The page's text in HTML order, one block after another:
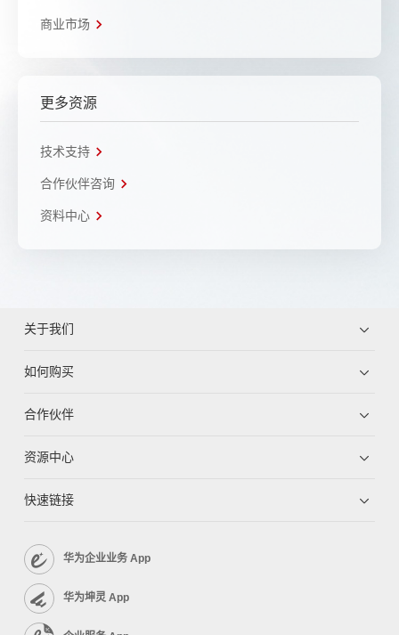
商业市场
更多资源
技术支持
合作伙伴咨询
资料中心
关于我们
如何购买
合作伙伴
资源中心
快速链接
华为企业业务 App
华为坤灵 App